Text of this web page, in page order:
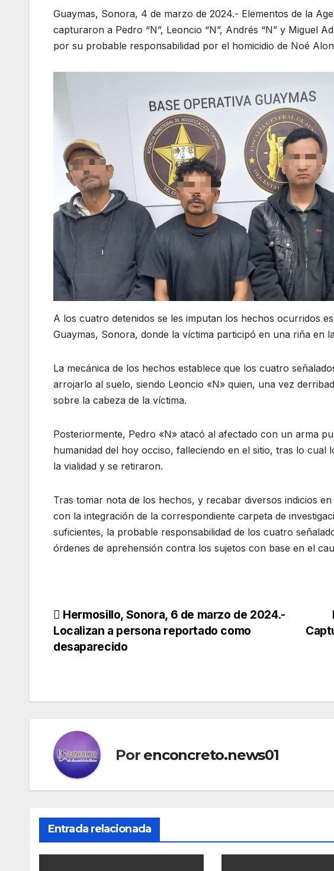
Guaymas, Sonora, 4 de marzo de 2024.- Elementos de la
capturaron a Pedro “N”, Leoncio “N”, Andrés “N” y Miguel
por su probable responsabilidad por el homicidio de Noé
A los cuatro detenidos se les imputan los hechos ocurridos
Guaymas, Sonora, donde la víctima participó en una riña en
La mecánica de los hechos establece que los cuatro
arrojarlo al suelo, siendo Leoncio «N» quien, una vez
sobre la cabeza de la víctima.
Posteriormente, Pedro «N» atacó al afectado con un arma
humanidad del hoy occiso, falleciendo en el sitio, tras lo
la vialidad y se retiraron.
Tras tomar nota de los hechos, y recabar diversos indicios
con la integración de la correspondiente carpeta de
suficientes, la probable responsabilidad de los cuatro
órdenes de aprehensión contra los sujetos con base en el
Navegación
de
Hermosillo, Sonora, 6 de marzo de 2024.-
Localizan a persona reportado como
desaparecido
Por enconcreto.news01
Entrada relacionada